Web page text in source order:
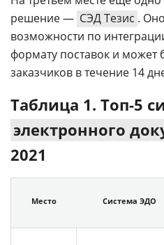
решение — СЭД Тезис .
возможности по
формату поставок и может
заказчиков в течение 14
Таблица 1. Топ-5
электронного
2021
Место Система ЭДО